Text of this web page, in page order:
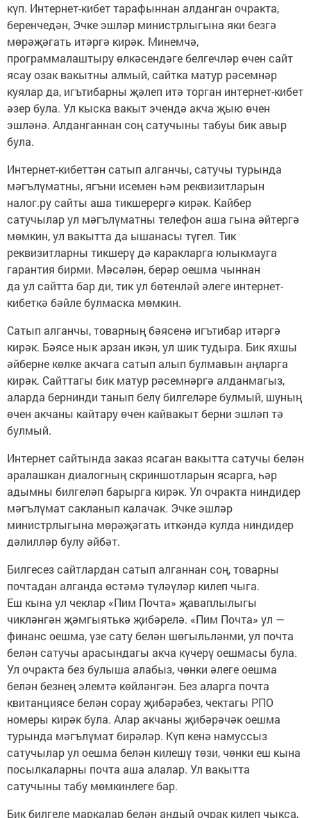
күп. Интернет-кибет тарафыннан алданган очракта,
беренчедән, Эчке эшләр министрлыгына яки безгә
мөрәҗәгать итәргә кирәк. Минемчә,
программалаштыру өлкәсендәге белгечләр өчен сайт
ясау озак вакытны алмый, сайтка матур рәсемнәр
куялар да, игътибарны җәлеп итә торган интернет-кибет
әзер була. Ул кыска вакыт эчендә акча җыю өчен
эшләнә. Алданганнан соң сатучыны табуы бик авыр
була.
Интернет-кибеттән сатып алганчы, сатучы турында
мәгълүматны, ягъни исемен һәм реквизитларын
налог.ру сайты аша тикшерергә кирәк. Кайбер
сатучылар ул мәгълүматны телефон аша гына әйтергә
мөмкин, ул вакытта да ышанасы түгел. Тик
реквизитларны тикшерү дә каракларга юлыкмауга
гарантия бирми. Мәсәлән, берәр оешма чыннан
да ул сайтта бар ди, тик ул бөтенләй әлеге интернет-
кибеткә бәйле булмаска мөмкин.
Сатып алганчы, товарның бәясенә игътибар итәргә
кирәк. Бәясе нык арзан икән, ул шик тудыра. Бик яхшы
әйберне көлке акчага сатып алып булмавын аңларга
кирәк. Сайттагы бик матур рәсемнәргә алданмагыз,
аларда бернинди танып белү билгеләре булмый, шуның
өчен акчаны кайтару өчен кайвакыт берни эшләп тә
булмый.
Интернет сайтында заказ ясаган вакытта сатучы белән
аралашкан диалогның скриншотларын ясарга, һәр
адымны билгеләп барырга кирәк. Ул очракта ниндидер
мәгълүмат сакланып калачак. Эчке эшләр
министрлыгына мөрәҗәгать иткәндә кулда ниндидер
дәлилләр булу әйбәт.
Билгесез сайтлардан сатып алганнан соң, товарны
почтадан алганда өстәмә түләүләр килеп чыга.
Еш кына ул чеклар «Пим Почта» җаваплылыгы
чикләнгән җәмгыятькә җибәрелә. «Пим Почта» ул —
финанс оешма, үзе сату белән шөгыльләнми, ул почта
белән сатучы арасындагы акча күчерү оешмасы була.
Ул очракта без булыша алабыз, чөнки әлеге оешма
белән безнең элемтә көйләнгән. Без аларга почта
квитанциясе белән сорау җибәрәбез, чектагы РПО
номеры кирәк була. Алар акчаны җибәрәчәк оешма
турында мәгълүмат бирәләр. Күп кенә намуссыз
сатучылар ул оешма белән килешү төзи, чөнки еш кына
посылкаларны почта аша алалар. Ул вакытта
сатучыны табу мөмкинлеге бар.
Бик билгеле маркалар белән андый очрак килеп чыкса,